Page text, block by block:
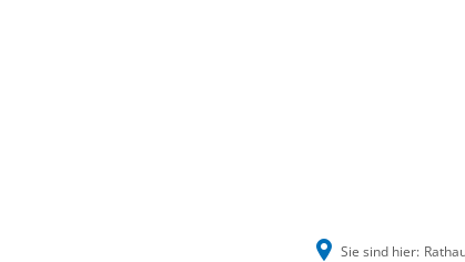
Sie sind hier: